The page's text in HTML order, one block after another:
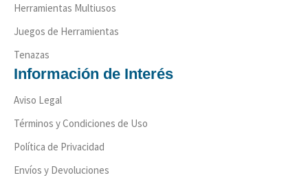
Herramientas Multiusos
Juegos de Herramientas
Tenazas
Información de Interés
Aviso Legal
Términos y Condiciones de Uso
Política de Privacidad
Envíos y Devoluciones